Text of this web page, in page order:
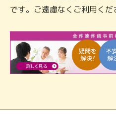
です。ご遠慮なくご利用くだ